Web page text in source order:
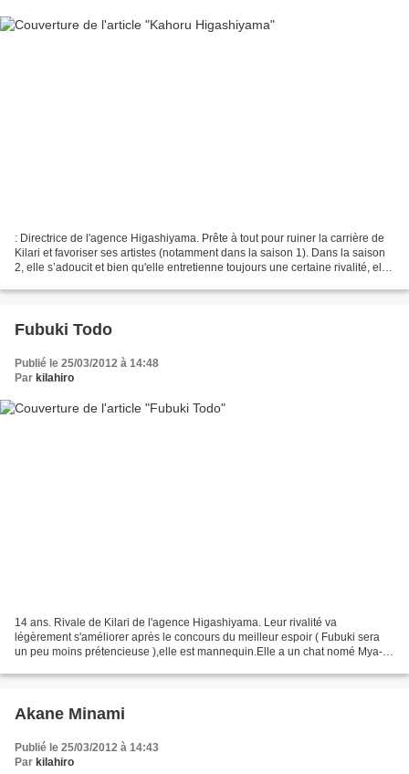
: Directrice de l'agence Higashiyama. Prête à tout pour ruiner la carrière de
Kilari et favoriser ses artistes (notamment dans la saison 1). Dans la saison
2, elle s’adoucit et bien qu'elle entretienne toujours une certaine rivalité, elle
Fubuki Todo
Publié le 25/03/2012 à 14:48
Par kilahiro
14 ans. Rivale de Kilari de l'agence Higashiyama. Leur rivalité va
légèrement s'améliorer après le concours du meilleur espoir ( Fubuki sera
un peu moins prétencieuse ),elle est mannequin.Elle a un chat nomé Mya-
Akane Minami
Publié le 25/03/2012 à 14:43
Par kilahiro